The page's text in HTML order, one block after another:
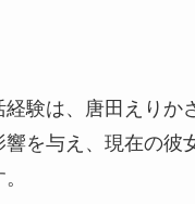
験は、唐田えりか
響を与え、現在の彼